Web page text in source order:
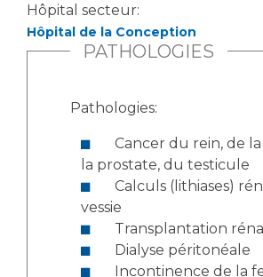
Hôpital secteur:
Hôpital de la Conception
PATHOLOGIES
Pathologies:
la prostate, du testicule
vessie
Transplantation
Dialyse péritonéale